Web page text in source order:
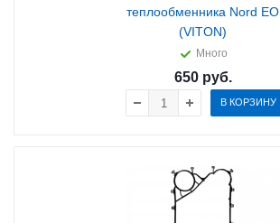
теплообменника Nord EO
(VITON)
Много
650руб.
В КОРЗИНУ